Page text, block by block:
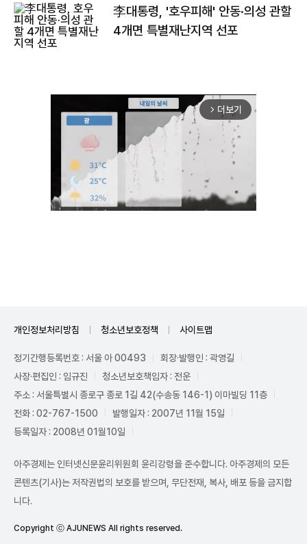
李대통령, '호우피해' 안동·의성 관할
4개면 특별재난지역 선포
arrow_forward_ios 더보기
개인정보처리방침 청소년보호정책 사이트맵
정기간행등록번호 : 서울 아 00493
회장·발행인 : 곽영길
사장·편집인 : 임규진
청소년보호책임자 : 전운
주소 : 서울특별시 종로구 종로 1길 42(수송동 146-1) 이마빌딩 11층
전화 : 02-767-1500
발행일자 : 2007년 11월 15일
등록일자 : 2008년 01월10일
아주경제는 인터넷신문윤리위원회 윤리강령을 준수합니다. 아주경제의 모든
콘텐츠(기사)는 저작권법의 보호를 받으며, 무단전재, 복사, 배포 등을 금지합
니다.
Copyright ⓒ AJUNEWS All rights reserved.